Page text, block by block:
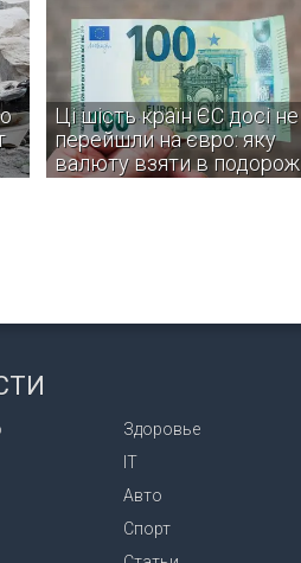
Ці шість країн ЄС досі не
перейшли на євро: яку
валюту взяти в подорож
планують вступати в єврозону.
Здоровье
IT
Авто
Спорт